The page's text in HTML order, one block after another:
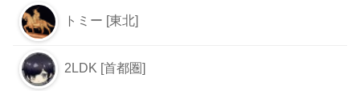
トミー [東北]
2LDK [首都圏]